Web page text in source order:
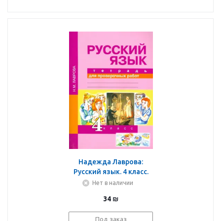
Надежда Лаврова:
Русский язык. 4 класс.
Тетрадь для
ФГОС
Нет в наличии
34 ₪
Под заказ